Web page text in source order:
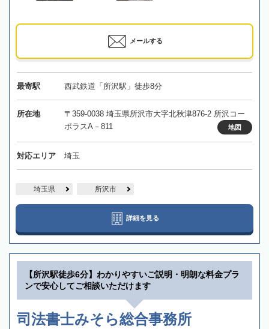
メールする
最寄駅 西武鉄道「所沢駅」徒歩8分
所在地
〒359-0038 埼玉県所沢市大字北秋津876-2 所沢コー
ポラスA－811
地図
対応エリア 埼玉
埼玉県 所沢市
詳細を見る
【所沢駅徒歩6分】わかりやすいご説明・明朗な料金プラ
ンで安心してご相談いただけます
司法書士みそら総合事務所